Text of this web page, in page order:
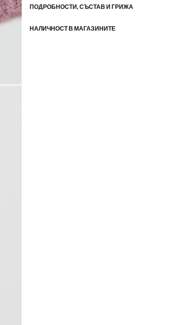
ПОДРОБНОСТИ, СЪСТАВ И ГРИЖА
НАЛИЧНОСТ В МАГАЗИНИТЕ